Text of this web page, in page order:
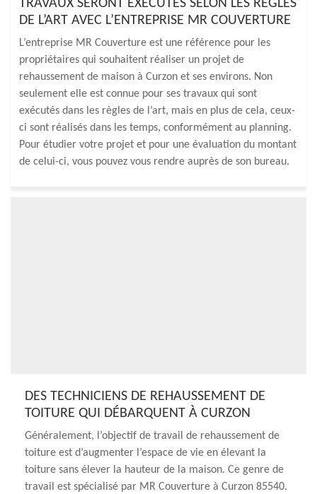
TRAVAUX SERONT EXÉCUTÉS SELON LES RÈGLES
DE L’ART AVEC L’ENTREPRISE MR COUVERTURE
L’entreprise MR Couverture est une référence pour les
propriétaires qui souhaitent réaliser un projet de
rehaussement de maison à Curzon et ses environs. Non
seulement elle est connue pour ses travaux qui sont
exécutés dans les règles de l’art, mais en plus de cela, ceux-
ci sont réalisés dans les temps, conformément au planning.
Pour étudier votre projet et pour une évaluation du montant
de celui-ci, vous pouvez vous rendre auprès de son bureau.
DES TECHNICIENS DE REHAUSSEMENT DE
TOITURE QUI DÉBARQUENT À CURZON
Généralement, l’objectif de travail de rehaussement de
toiture est d’augmenter l’espace de vie en élevant la
toiture sans élever la hauteur de la maison. Ce genre de
travail est spécialisé par MR Couverture à Curzon 85540.